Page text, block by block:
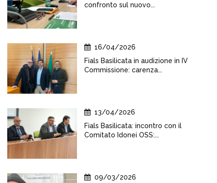
confronto sul nuovo...
16/04/2026
Fials Basilicata in audizione in IV
Commissione: carenza...
13/04/2026
Fials Basilicata: incontro con il
Comitato Idonei OSS:...
09/03/2026